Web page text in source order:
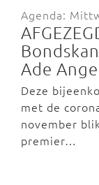
Agenda:
Ade
Deze
met de
november
premier…